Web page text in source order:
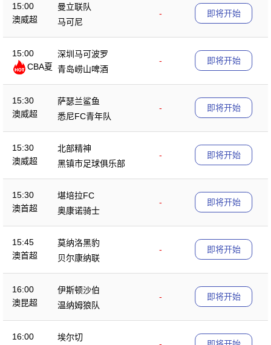
15:00
澳威超
曼立联队
-
马可尼
即将开始
15:00
CBA夏
深圳马可波罗
-
青岛崂山啤酒
即将开始
15:30
澳威超
萨瑟兰鲨鱼
-
悉尼FC青年队
即将开始
15:30
澳威超
北部精神
-
黑镇市足球俱乐部
即将开始
15:30
澳首超
堪培拉FC
-
奥康诺骑士
即将开始
15:45
澳首超
莫纳洛黑豹
-
贝尔康纳联
即将开始
16:00
澳昆超
伊斯顿沙伯
-
温纳姆狼队
即将开始
16:00
埃尔切